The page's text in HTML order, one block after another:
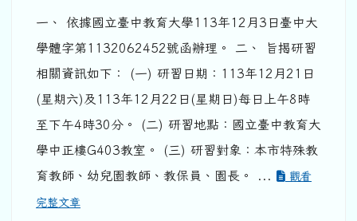
一、 依據國立臺中教育大學113年12月3日臺中大
學體字第1132062452號函辦理。 二、 旨揭研習
相關資訊如下： (一) 研習日期：113年12月21日
(星期六)及113年12月22日(星期日)每日上午8時
至下午4時30分。 (二) 研習地點：國立臺中教育大
學中正樓G403教室。 (三) 研習對象：本市特殊教
育教師、幼兒園教師、教保員、園長。 ...
觀看
完整文章